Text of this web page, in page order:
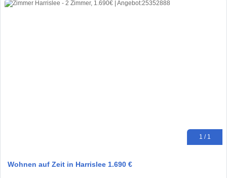
1 / 1
Wohnen auf Zeit in Harrislee 1.690 €